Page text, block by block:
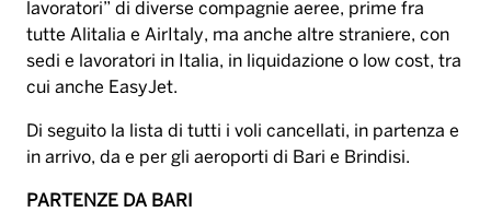
lavoratori” di diverse compagnie aeree, prime fra
tutte Alitalia e AirItaly, ma anche altre straniere, con
sedi e lavoratori in Italia, in liquidazione o low cost, tra
cui anche EasyJet.
Di seguito la lista di tutti i voli cancellati, in partenza e
in arrivo, da e per gli aeroporti di Bari e Brindisi.
PARTENZE DA BARI